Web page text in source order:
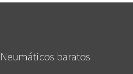
Neumáticos baratos